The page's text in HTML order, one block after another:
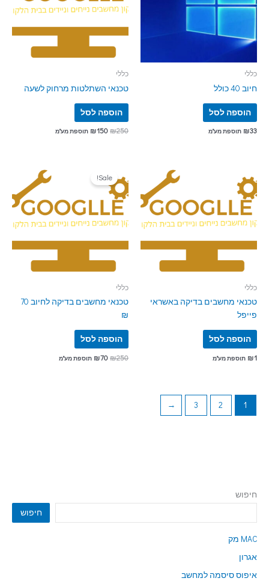
חיפוש
חיפוש
MAC מק
אגרון
איפוס סיסמה למחשב
כללי
חיוב 40 כולל
הוספה לסל
₪33 תוספת מע"מ
כללי
טכנאי השתלטות מרחוק לשעה
הוספה לסל
₪250
₪150 תוספת מע"מ
כללי
טכנאי מחשבים בדיקה באשראי
פייפל
הוספה לסל
₪1 תוספת מע"מ
Sale!
כללי
טכנאי מחשבים בדיקה לחיוב 70
₪
הוספה לסל
₪250
₪70 תוספת מע"מ
1
2
3
←